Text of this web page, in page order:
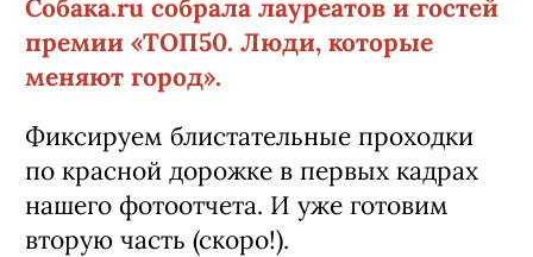
Собака.ru собрала лауреатов и гостей
премии «ТОП50. Люди, которые
меняют город».
Фиксируем блистательные проходки
по красной дорожке в первых кадрах
нашего фотоотчета. И уже готовим
вторую часть (скоро!).